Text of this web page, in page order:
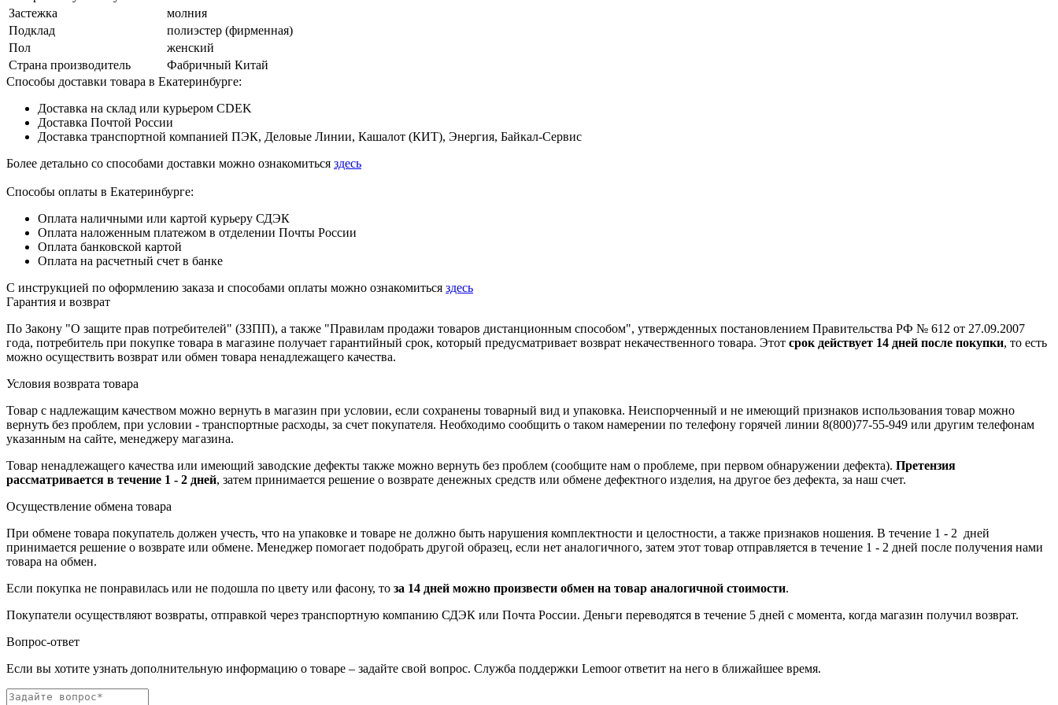
Застежка
молния
Подклад
полиэстер (фирменная)
Пол
женский
Страна производитель
Фабричный Китай
Способы доставки товара в Екатеринбурге:
Доставка на склад или курьером CDEK
Доставка Почтой России
Доставка транспортной компанией ПЭК, Деловые Линии, Кашалот (КИТ), Энергия, Байкал-Сервис
Более детально со способами доставки можно ознакомиться здесь
Способы оплаты в Екатеринбурге:
Оплата наличными или картой курьеру СДЭК
Оплата наложенным платежом в отделении Почты России
Оплата банковской картой
Оплата на расчетный счет в банке
С инструкцией по оформлению заказа и способами оплаты можно ознакомиться здесь
Гарантия и возврат
По Закону "О защите прав потребителей" (ЗЗПП), а также "Правилам продажи товаров дистанционным способом", утвержденных постановлением Правительства РФ № 612 от 27.09.2007
года, потребитель при покупке товара в магазине получает гарантийный срок, который предусматривает возврат некачественного товара. Этот срок действует 14 дней после покупки, то есть
можно осуществить возврат или обмен товара ненадлежащего качества.
Условия возврата товара
Товар с надлежащим качеством можно вернуть в магазин при условии, если сохранены товарный вид и упаковка. Неиспорченный и не имеющий признаков использования товар можно
вернуть без проблем, при условии - транспортные расходы, за счет покупателя. Необходимо сообщить о таком намерении по телефону горячей линии 8(800)77-55-949 или другим телефонам
указанным на сайте, менеджеру магазина.
Товар ненадлежащего качества или имеющий заводские дефекты также можно вернуть без проблем (сообщите нам о проблеме, при первом обнаружении дефекта). Претензия
рассматривается в течение 1 - 2 дней, затем принимается решение о возврате денежных средств или обмене дефектного изделия, на другое без дефекта, за наш счет.
Осуществление обмена товара
При обмене товара покупатель должен учесть, что на упаковке и товаре не должно быть нарушения комплектности и целостности, а также признаков ношения. В течение 1 - 2 дней
принимается решение о возврате или обмене. Менеджер помогает подобрать другой образец, если нет аналогичного, затем этот товар отправляется в течение 1 - 2 дней после получения нами
товара на обмен.
Если покупка не понравилась или не подошла по цвету или фасону, то за 14 дней можно произвести обмен на товар аналогичной стоимости.
Покупатели осуществляют возвраты, отправкой через транспортную компанию СДЭК или Почта России. Деньги переводятся в течение 5 дней с момента, когда магазин получил возврат.
Вопрос-ответ
Если вы хотите узнать дополнительную информацию о товаре – задайте свой вопрос. Служба поддержки Lemoor ответит на него в ближайшее время.